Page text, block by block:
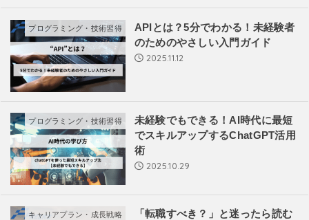
プログラミング・技術習得
APIとは？5分でわかる！未経験者
のためのやさしい入門ガイド
2025.11.12
プログラミング・技術習得
未経験でもできる！AI時代に最短
でスキルアップするChatGPT活用
術
2025.10.29
キャリアプラン・成長戦略
「転職すべき？」と迷ったら読む